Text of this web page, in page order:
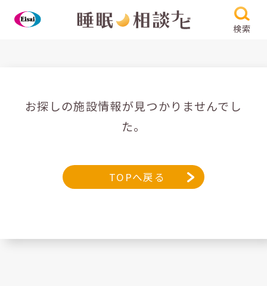
検索
お探しの施設情報が見つかりませんでし
た。
TOPへ戻る